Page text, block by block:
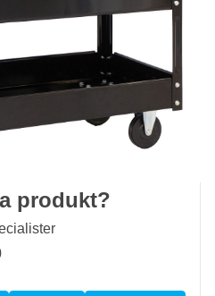
Lägg till i kundvagn
produkt?